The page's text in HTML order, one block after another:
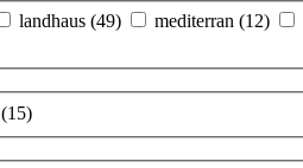
landhaus (49) mediterran (12)
(15)